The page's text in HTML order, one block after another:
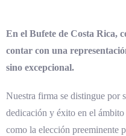
En el Bufete de Costa Rica,
contar con una
sino excepcional.
Nuestra firma se distingue por
dedicación y éxito en el
como la elección preeminente